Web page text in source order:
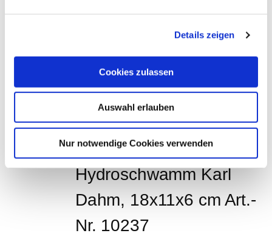
Details zeigen
Cookies zulassen
Auswahl erlauben
Nur notwendige Cookies verwenden
GEKAUFT HABEN,
HABEN AUCH
FOLGENDE
ARTIKEL GEKAUFT:
Hydroschwamm Karl
Dahm, 18x11x6 cm Art.-
Nr. 10237